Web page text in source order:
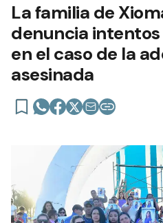
La familia de
denuncia
en el caso de la
asesinada